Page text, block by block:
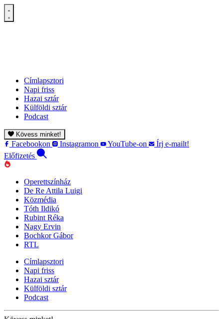
Címlapsztori
Napi friss
Hazai sztár
Külföldi sztár
Podcast
Kövess minket!
Facebookon Instagramon YouTube-on
Írj e-mailt!
Előfizetés
Operettszínház
De Re Attila Luigi
Közmédia
Tóth Ildikó
Rubint Réka
Nagy Ervin
Bochkor Gábor
RTL
Címlapsztori
Napi friss
Hazai sztár
Külföldi sztár
Podcast